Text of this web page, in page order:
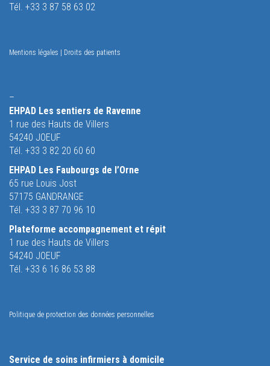
Tél. +33 3 87 58 63 02
Mentions légales Droits des patients
–
EHPAD Les sentiers de Ravenne
1 rue des Hauts de Villers
54240 JOEUF
Tél. +33 3 82 20 60 60
EHPAD Les Faubourgs de l’Orne
65 rue Louis Jost
57175 GANDRANGE
Tél. +33 3 87 70 96 10
Plateforme accompagnement et répit
1 rue des Hauts de Villers
54240 JOEUF
Tél. +33 6 16 86 53 88
Politique de protection des données personnelles
Service de soins infirmiers à domicile